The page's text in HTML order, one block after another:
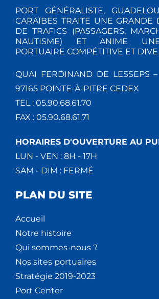
PORT GÉNÉRALISTE,
CARAÏBES TRAITE UNE GRANDE
DE TRAFICS (PASSAGERS,
NAUTISME) ET ANIME
PORTUAIRE COMPÉTITIVE ET
QUAI FERDINAND DE LESSEPS
97165 POINTE-À-PITRE CEDEX
TEL : 05.90.68.61.70
FAX : 05.90.68.61.71
HORAIRES D'OUVERTURE AU
LUN - VEN : 8H - 17H
SAM - DIM : FERMÉ
PLAN DU SITE
Accueil
Notre histoire
Qui sommes-nous ?
Nos sites portuaires
Stratégie 2019-2023
Port Center